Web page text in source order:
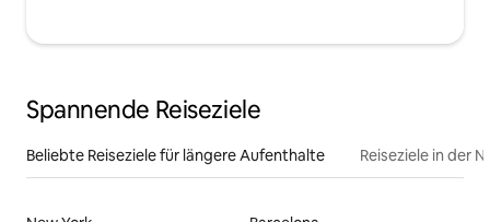
Spannende Reiseziele
Beliebte Reiseziele für längere Aufenthalte Reiseziele in der